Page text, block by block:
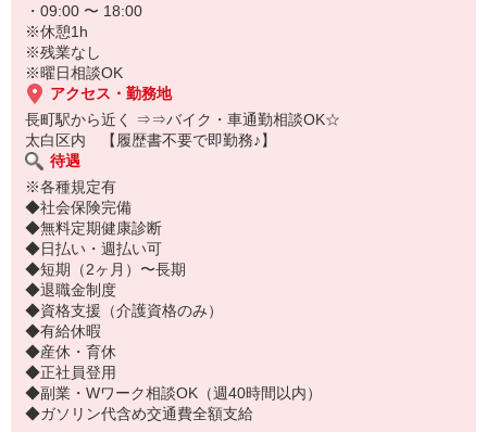
・09:00 〜 18:00
※休憩1h
※残業なし
※曜日相談OK
アクセス・勤務地
長町駅から近く ⇒⇒バイク・車通勤相談OK☆
太白区内 【履歴書不要で即勤務♪】
待遇
※各種規定有
◆社会保険完備
◆無料定期健康診断
◆日払い・週払い可
◆短期（2ヶ月）〜長期
◆退職金制度
◆資格支援（介護資格のみ）
◆有給休暇
◆産休・育休
◆正社員登用
◆副業・Wワーク相談OK（週40時間以内）
◆ガソリン代含め交通費全額支給